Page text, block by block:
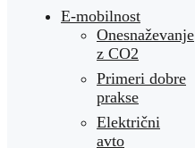
E-mobilnost
Onesnaževanje
z CO2
Primeri dobre
prakse
Električni
avto